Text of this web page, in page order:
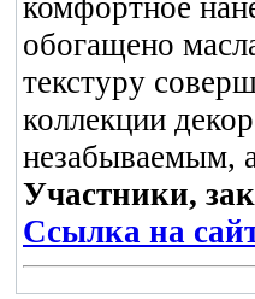
комфортное
обогащено
текстуру
коллекции
незабываемым,
Участники,
Ссылка на